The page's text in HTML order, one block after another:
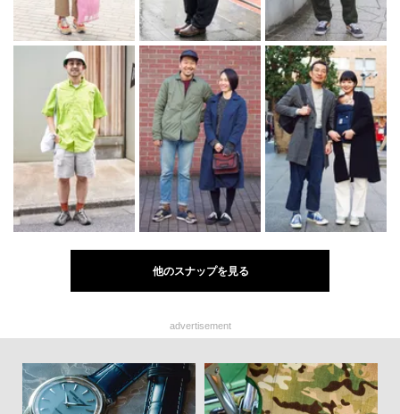
他のスナップを見る
advertisement